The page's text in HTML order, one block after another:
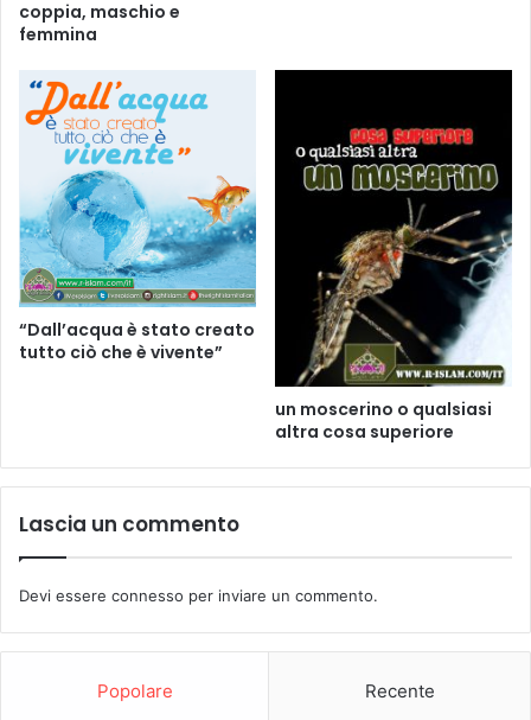
coppia, maschio e
femmina
“Dall’acqua è stato creato
tutto ciò che è vivente”
un moscerino o qualsiasi
altra cosa superiore
Lascia un commento
Devi essere connesso per inviare un commento.
Popolare Recente